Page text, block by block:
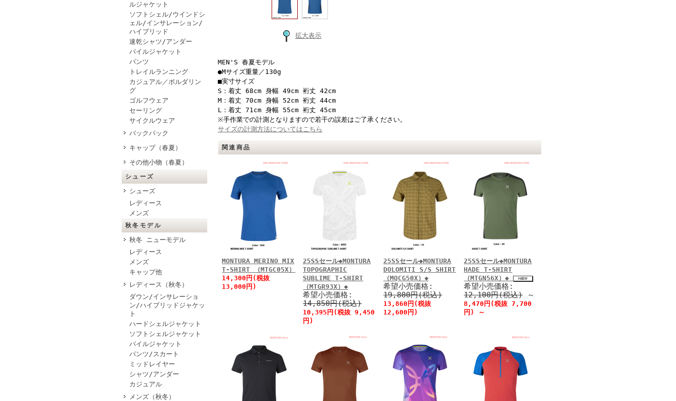
ルジャケット
ソフトシェル/ウインドシ
ェル/インサレーション/
ハイブリッド
速乾シャツ/アンダー
パイルジャケット
パンツ
トレイルランニング
カジュアル／ボルダリン
グ
ゴルフウェア
セーリング
サイクルウェア
バックパック
キャップ（春夏）
その他小物（春夏）
シューズ
シューズ
レディース
メンズ
秋冬モデル
秋冬 ニューモデル
レディース
メンズ
キャップ他
レディース（秋冬）
ダウン/インサレーショ
ン/ハイブリッドジャケッ
ト
ハードシェルジャケット
ソフトシェルジャケット
パイルジャケット
パンツ/スカート
ミッドレイヤー
シャツ/アンダー
カジュアル
メンズ（秋冬）
拡大表示
MEN'S 春夏モデル
●Mサイズ重量／130g
■実寸サイズ
S：着丈 68cm 身幅 49cm 裄丈 42cm
M：着丈 70cm 身幅 52cm 裄丈 44cm
L：着丈 71cm 身幅 55cm 裄丈 45cm
※手作業での計測となりますので若干の誤差はご了承ください。
サイズの計測方法についてはこちら
関連商品
MONTURA MERINO MIX
T-SHIRT （MTGC05X）
14,300円(税抜
13,000円)
25SSセール◆MONTURA
TOPOGRAPHIC
SUBLIME T-SHIRT
（MTGR93X）◆
希望小売価格:
14,850円(税込)
10,395円(税抜 9,450
円)
25SSセール◆MONTURA
DOLOMITI S/S SHIRT
（MQCG50X）◆
希望小売価格:
19,800円(税込)
13,860円(税抜
12,600円)
25SSセール◆MONTURA
HADE T-SHIRT
（MTGN56X）◆
希望小売価格:
12,100円(税込)
～
8,470円(税抜 7,700
円)
～